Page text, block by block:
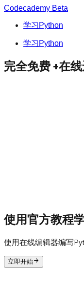
Codecademy Beta
学习Python
学习Python
完全免费 +在线
使用官方教程
使用在线编辑器编写
立即开始